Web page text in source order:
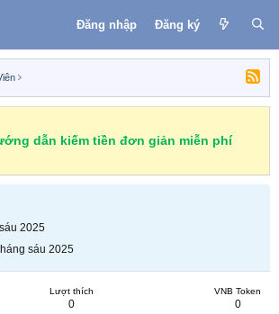
Đăng nhập Đăng ký
dẫn kiếm tiền đơn giản miễn phí
2025
sáu 2025
Lượt thích
0
VNB Token
0